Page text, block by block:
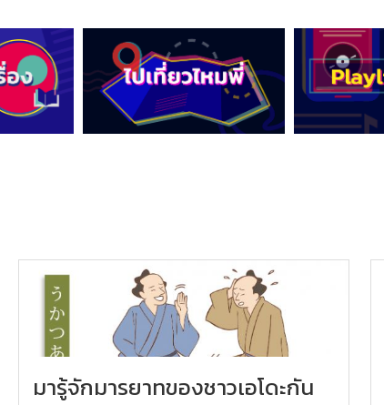
มารู้จักมารยาทของชาวเอโดะกัน